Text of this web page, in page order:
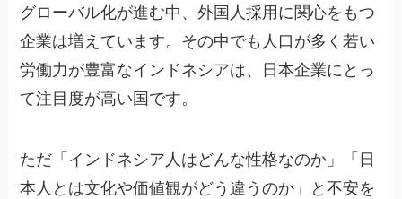
グローバル化が進む中、外国人採用に関心をもつ
企業は増えています。その中でも人口が多く若い
労働力が豊富なインドネシアは、日本企業にとっ
て注目度が高い国です。
ただ「インドネシア人はどんな性格なのか」「日
本人とは文化や価値観がどう違うのか」と不安を